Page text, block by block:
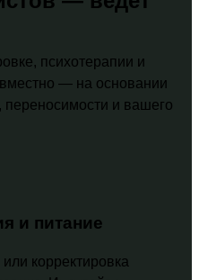
психотерапии и
— на основании
переносимости и вашего
и питание
корректировка